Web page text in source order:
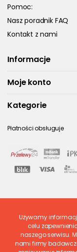
Pomoc:
Nasz poradnik FAQ
Kontakt z nami
Informacje
Moje konto
Kategorie
Płatności obsługuje
Ostatnio ocenione
Używamy
celu
naszego serwisu.
nami firmy